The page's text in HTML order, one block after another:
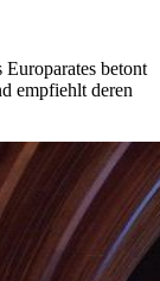
betont
empfiehlt deren